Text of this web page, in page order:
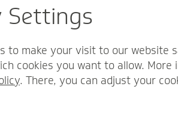
Settings
to make your visit to our website
cookies you want to allow.
. There, you can adjust your